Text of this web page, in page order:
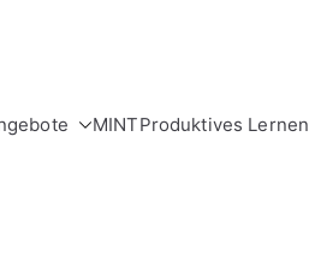
MINTProduktives Lernen